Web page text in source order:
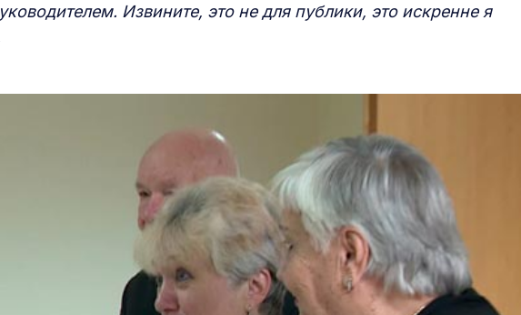
Извините, это не для публики, это искренне я